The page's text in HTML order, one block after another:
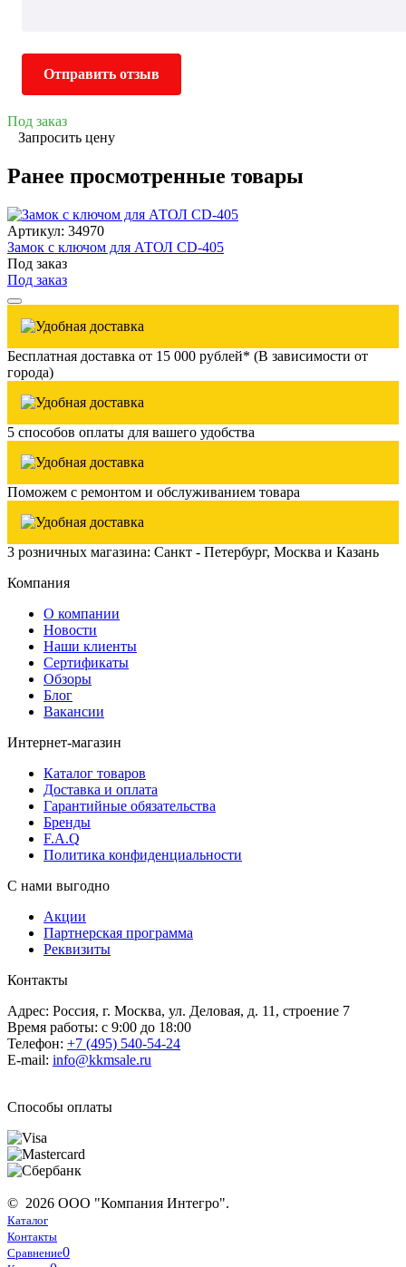
Отправить отзыв
Под заказ
Запросить цену
Ранее просмотренные товары
Артикул: 34970
Замок с ключом для АТОЛ CD-405
Под заказ
Под заказ
Бесплатная доставка от 15 000 рублей* (В зависимости от
города)
5 способов оплаты для вашего удобства
Поможем с ремонтом и обслуживанием товара
3 розничных магазина: Санкт - Петербург, Москва и Казань
Компания
О компании
Новости
Наши клиенты
Сертификаты
Обзоры
Блог
Вакансии
Интернет-магазин
Каталог товаров
Доставка и оплата
Гарантийные обязательства
Бренды
F.A.Q
Политика конфиденциальности
С нами выгодно
Акции
Партнерская программа
Реквизиты
Контакты
Адрес: Россия, г. Москва, ул. Деловая, д. 11, строение 7
Время работы: с 9:00 до 18:00
Телефон: +7 (495) 540-54-24
E-mail: info@kkmsale.ru
Способы оплаты
© 2026 ООО "Компания Интегро".
Каталог
Контакты
Сравнение0